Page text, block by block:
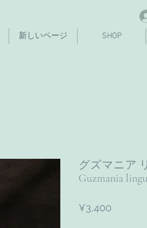
新しいページ SHOP
グズマニア
Guzmania
¥3,400